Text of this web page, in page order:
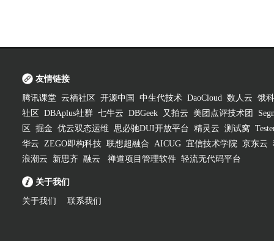
友情链接
腾讯课堂 云栖社区 开源中国 中生代技术 DaoCloud 数人云 饿
社区
DBAplus社群 七牛云 DBGeek 又拍云 美团点评技术团
区
掘金 优云双态运维 思必驰DUI开放平台 精灵云 测试窝
华云 ZEGO即构科技 联想超融合 AICUG 宜信技术学院 京东云
浪潮云
新思齐 融云 禅道项目管理软件 轻流无代码平台
关于我们
关于我们 联系我们